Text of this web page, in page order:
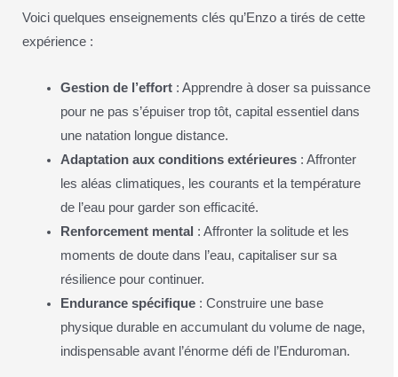
Voici quelques enseignements clés qu’Enzo a tirés de cette
expérience :
Gestion de l’effort : Apprendre à doser sa puissance
pour ne pas s’épuiser trop tôt, capital essentiel dans
une natation longue distance.
Adaptation aux conditions extérieures : Affronter
les aléas climatiques, les courants et la température
de l’eau pour garder son efficacité.
Renforcement mental : Affronter la solitude et les
moments de doute dans l’eau, capitaliser sur sa
résilience pour continuer.
Endurance spécifique : Construire une base
physique durable en accumulant du volume de nage,
indispensable avant l’énorme défi de l’Enduroman.